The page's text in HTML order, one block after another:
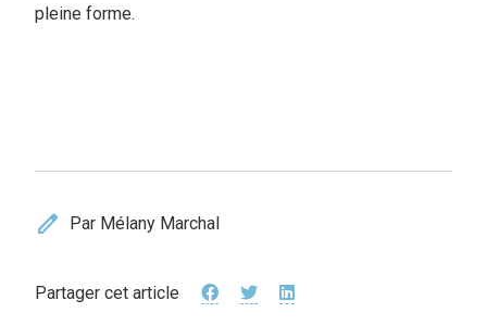
pleine forme.
edit Par Mélany Marchal
Partager cet article